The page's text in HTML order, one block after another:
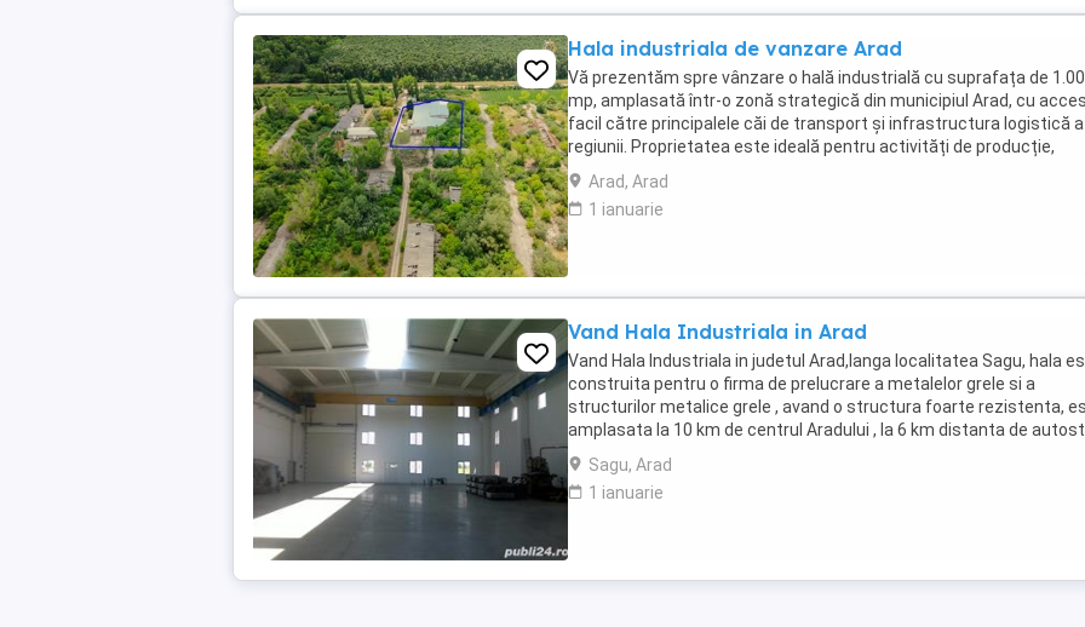
Hala industriala de vanzare Arad
Vă prezentăm spre vânzare o hală industrială cu suprafața de
mp, amplasată într-o zonă strategică din municipiul Arad, cu
facil către principalele căi de transport și infrastructura logistică a
regiunii. Proprietatea este ideală pentru activități de producție,
depozitare, logistică, distribuție ...
Arad, Arad
1 ianuarie
Vand Hala Industriala in Arad
Vand Hala Industriala in judetul Arad,langa localitatea Sagu, hala
construita pentru o firma de prelucrare a metalelor grele si a
structurilor metalice grele , avand o structura foarte rezistenta,
amplasata la 10 km de centrul Aradului , la 6 km distanta de
, iar la 600 mt. se afla ...
Sagu, Arad
1 ianuarie